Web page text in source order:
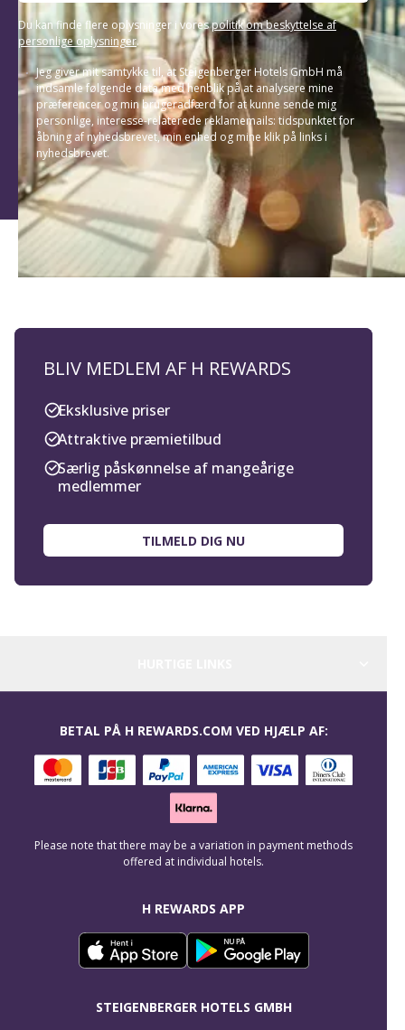
Du kan finde flere oplysninger i vorespolitik om beskyttelse af
personlige oplysninger.
Jeg giver mit samtykke til, at Steigenberger Hotels GmbH må
indsamle følgende data med henblik på at analysere mine
præferencer og min brugeradfærd for at kunne sende mig
personlige, interesse-relaterede reklamemails: tidspunktet for
åbning af nyhedsbrevet, min enhed og mine klik på links i
nyhedsbrevet.
BLIV MEDLEM AF H REWARDS
Eksklusive priser
Attraktive præmietilbud
Særlig påskønnelse af mangeårige
medlemmer
TILMELD DIG NU
H REWARDS APP
STEIGENBERGER HOTELS GMBH
BETAL PÅ H REWARDS.COM VED HJÆLP AF:
Please note that there may be a variation in payment methods
offered at individual hotels.